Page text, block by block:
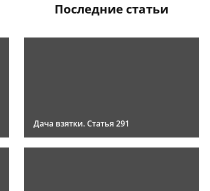
Последние статьи
Дача взятки. Статья 291